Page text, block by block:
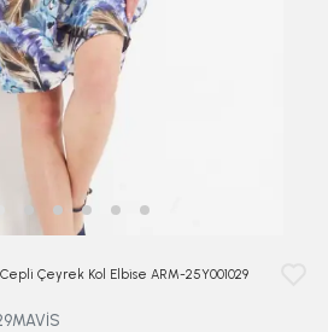
Çeyrek Kol Elbise ARM-25Y001029